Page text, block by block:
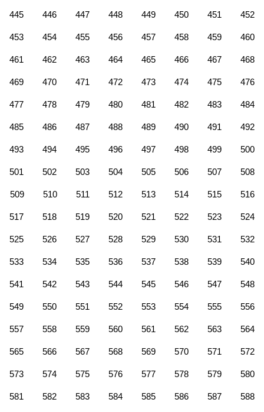
445 446 447 448 449 450 451 452
453 454 455 456 457 458 459 460
461 462 463 464 465 466 467 468
469 470 471 472 473 474 475 476
477 478 479 480 481 482 483 484
485 486 487 488 489 490 491 492
493 494 495 496 497 498 499 500
501 502 503 504 505 506 507 508
509 510 511 512 513 514 515 516
517 518 519 520 521 522 523 524
525 526 527 528 529 530 531 532
533 534 535 536 537 538 539 540
541 542 543 544 545 546 547 548
549 550 551 552 553 554 555 556
557 558 559 560 561 562 563 564
565 566 567 568 569 570 571 572
573 574 575 576 577 578 579 580
581 582 583 584 585 586 587 588